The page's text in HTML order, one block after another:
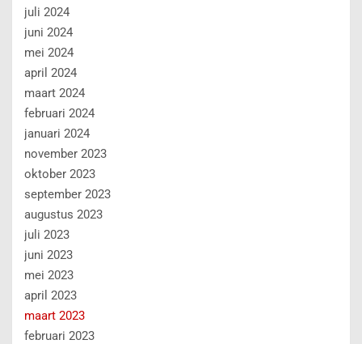
juli 2024
juni 2024
mei 2024
april 2024
maart 2024
februari 2024
januari 2024
november 2023
oktober 2023
september 2023
augustus 2023
juli 2023
juni 2023
mei 2023
april 2023
maart 2023
februari 2023